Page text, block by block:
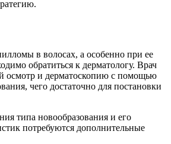
в волосах, а особенно при ее
обратиться к дерматологу. Врач
осмотр и дерматоскопию с помощью
чего достаточно для постановки
типа новообразования и его
потребуются дополнительные